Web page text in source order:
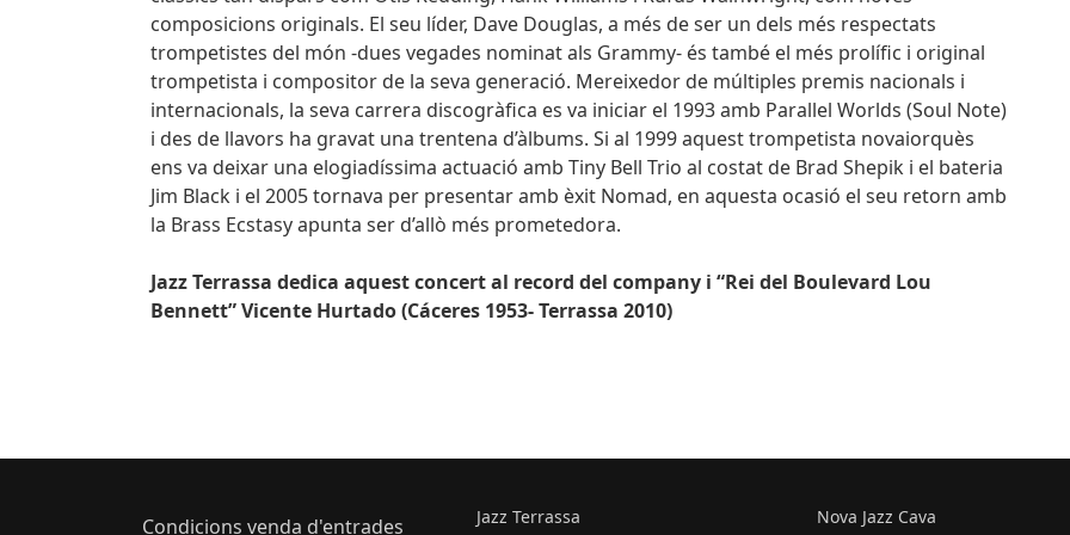
composicions originals. El seu líder, Dave Douglas, a més de ser un dels més respectats
trompetistes del món -dues vegades nominat als Grammy- és també el més prolífic i original
trompetista i compositor de la seva generació. Mereixedor de múltiples premis nacionals i
internacionals, la seva carrera discogràfica es va iniciar el 1993 amb Parallel Worlds (Soul Note)
i des de llavors ha gravat una trentena d’àlbums. Si al 1999 aquest trompetista novaiorquès
ens va deixar una elogiadíssima actuació amb Tiny Bell Trio al costat de Brad Shepik i el bateria
Jim Black i el 2005 tornava per presentar amb èxit Nomad, en aquesta ocasió el seu retorn amb
la Brass Ecstasy apunta ser d’allò més prometedora.
Jazz Terrassa dedica aquest concert al record del company i “Rei del Boulevard Lou
Bennett” Vicente Hurtado (Cáceres 1953- Terrassa 2010)
Condicions venda d'entrades Jazz Terrassa Nova Jazz Cava